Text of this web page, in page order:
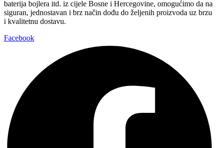
baterija bojlera itd. iz cijele Bosne i Hercegovine, omogućimo da na
siguran, jednostavan i brz način dođu do željenih proizvoda uz brzu
i kvalitetnu dostavu.
Facebook